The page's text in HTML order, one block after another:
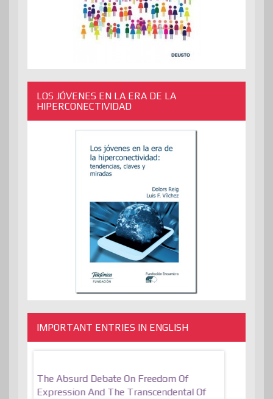
LOS JÓVENES EN LA ERA DE LA
HIPERCONECTIVIDAD
IMPORTANT ENTRIES IN ENGLISH
The Absurd Debate On Freedom Of
Expression And The Transcendental Of